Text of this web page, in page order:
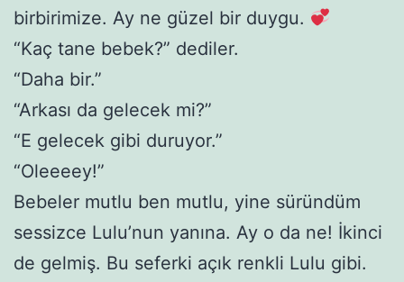
birbirimize. Ay ne güzel bir duygu.
“Kaç tane bebek?” dediler.
“Daha bir.”
“Arkası da gelecek mi?”
“E gelecek gibi duruyor.”
“Oleeeey!”
Bebeler mutlu ben mutlu, yine süründüm
sessizce Lulu’nun yanına. Ay o da ne! İkinci
de gelmiş. Bu seferki açık renkli Lulu gibi.